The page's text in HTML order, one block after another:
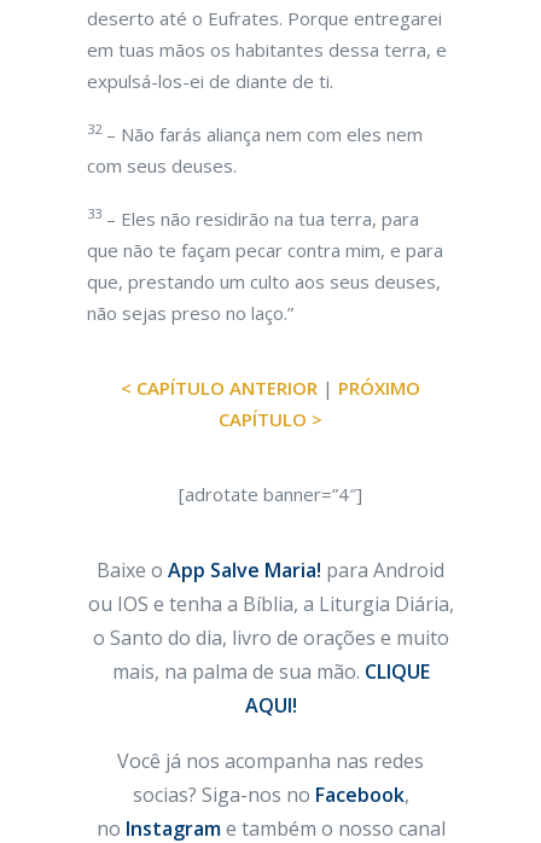
deserto até o Eufrates. Porque entregarei
em tuas mãos os habitantes dessa terra, e
expulsá-los-ei de diante de ti.
32– Não farás aliança nem com eles nem
com seus deuses.
33 – Eles não residirão na tua terra, para
que não te façam pecar contra mim, e para
que, prestando um culto aos seus deuses,
não sejas preso no laço.”
< CAPÍTULO ANTERIOR | PRÓXIMO
CAPÍTULO >
[adrotate banner=”4″]
Baixe o App Salve Maria! para Android
ou IOS e tenha a Bíblia, a Liturgia Diária,
o Santo do dia, livro de orações e muito
mais, na palma de sua mão. CLIQUE
AQUI!
Você já nos acompanha nas redes
socias? Siga-nos no Facebook,
no Instagrame também o nosso canal